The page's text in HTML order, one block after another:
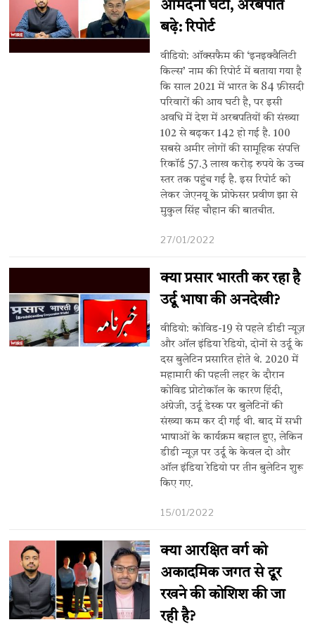
आमदनी घटी, अरबपति
बढ़े: रिपोर्ट
वीडियो: ऑक्सफैम की ‘इनइक्वैलिटी
किल्स’ नाम की रिपोर्ट में बताया गया है
कि साल 2021 में भारत के 84 फ़ीसदी
परिवारों की आय घटी है, पर इसी
अवधि में देश में अरबपतियों की संख्या
102 से बढ़कर 142 हो गई है. 100
सबसे अमीर लोगों की सामूहिक संपत्ति
रिकॉर्ड 57.3 लाख करोड़ रुपये के उच्च
स्तर तक पहुंच गई है. इस रिपोर्ट को
लेकर जेएनयू के प्रोफेसर प्रवीण झा से
मुकुल सिंह चौहान की बातचीत.
27/01/2022
क्या प्रसार भारती कर रहा है
उर्दू भाषा की अनदेखी?
वीडियो: कोविड-19 से पहले डीडी न्यूज़
और ऑल इंडिया रेडियो, दोनों से उर्दू के
दस बुलेटिन प्रसारित होते थे. 2020 में
महामारी की पहली लहर के दौरान
कोविड प्रोटोकॉल के कारण हिंदी,
अंग्रेजी, उर्दू डेस्क पर बुलेटिनों की
संख्या कम कर दी गई थी. बाद में सभी
भाषाओं के कार्यक्रम बहाल हुए, लेकिन
डीडी न्यूज़ पर उर्दू के केवल दो और
ऑल इंडिया रेडियो पर तीन बुलेटिन शुरू
किए गए.
15/01/2022
क्या आरक्षित वर्ग को
अकादमिक जगत से दूर
रखने की कोशिश की जा
रही है?